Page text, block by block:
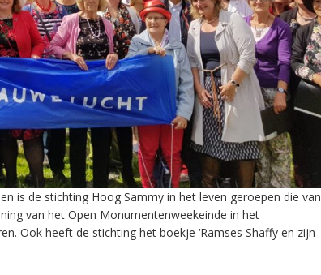
is de stichting Hoog Sammy in het leven geroepen die van
van het Open Monumentenweekeinde in het
Ook heeft de stichting het boekje ‘Ramses Shaffy en zijn